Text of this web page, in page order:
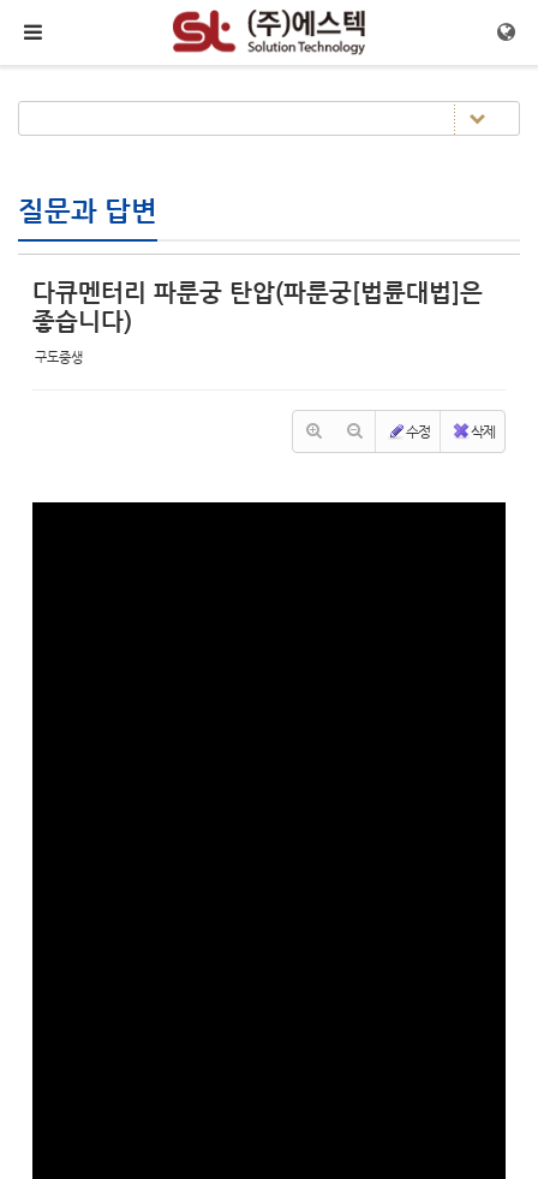
메뉴 건너뛰기
질문과 답변
다큐멘터리 파룬궁 탄압(파룬궁[법륜대법]은
좋습니다)
구도중생
수정 삭제